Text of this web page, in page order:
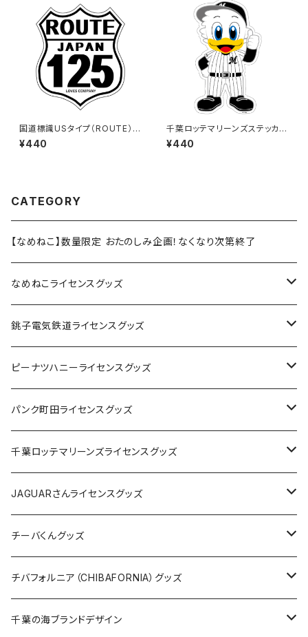
国道標識USタイプ（ROUTE）ス
テッカー 125号線（ホワイト）
¥440
千葉ロッテマリーンズステッカー
13
¥440
CATEGORY
【なめねこ】数量限定 おたのしみ企画！なくなり次第終了
なめねこライセンスグッズ
Tシャツ
キャップ
ステッカー
缶バッジ
ホテルキーホルダー
銚子電気鉄道ライセンスグッズ
ステッカー
缶バッジ
アクリルキーホルダー
ホテルキーホルダー
クリアファイル
Tシャツ
キャップ
ピーナツハニーライセンスグッズ
Tシャツ
キャップ
バッグ
ステッカー
缶バッジ
キーホルダー
パンク町田ライセンスグッズ
Tシャツ
キャップ
バッグ
ステッカー
缶バッジ
千葉ロッテマリーンズライセンスグッズ
ステッカー
ステッカー
ステッカー大
缶バッジ
缶バッジ32mm
缶バッジ54mm
エコバッグ
JAGUARさんコラボグッズ
JAGUARさんライセンスグッズ
Tシャツ
ステッカー
缶バッジ
チーバくんグッズ
Tシャツ
キャップ
チバフォルニア（CHIBAFORNIA）グッズ
Tシャツ
千葉の海ブランドデザイン